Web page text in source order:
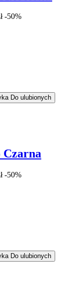
-50%
Do ulubionych
-50%
Do ulubionych